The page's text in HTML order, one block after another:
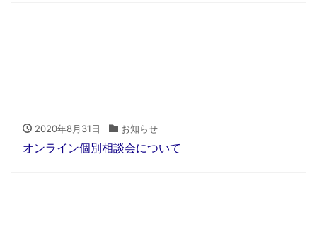
2020年8月31日 お知らせ
オンライン個別相談会について